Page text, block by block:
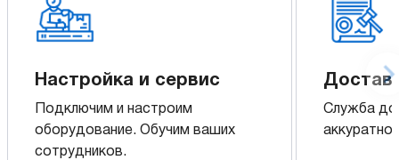
Настройка и сервис
Подключим и настроим
оборудование. Обучим ваших
сотрудников.
Служба
аккуратно